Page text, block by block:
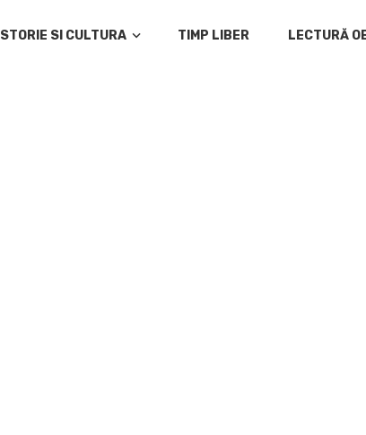
ISTORIE SI CULTURA TIMP LIBER LECTURĂ